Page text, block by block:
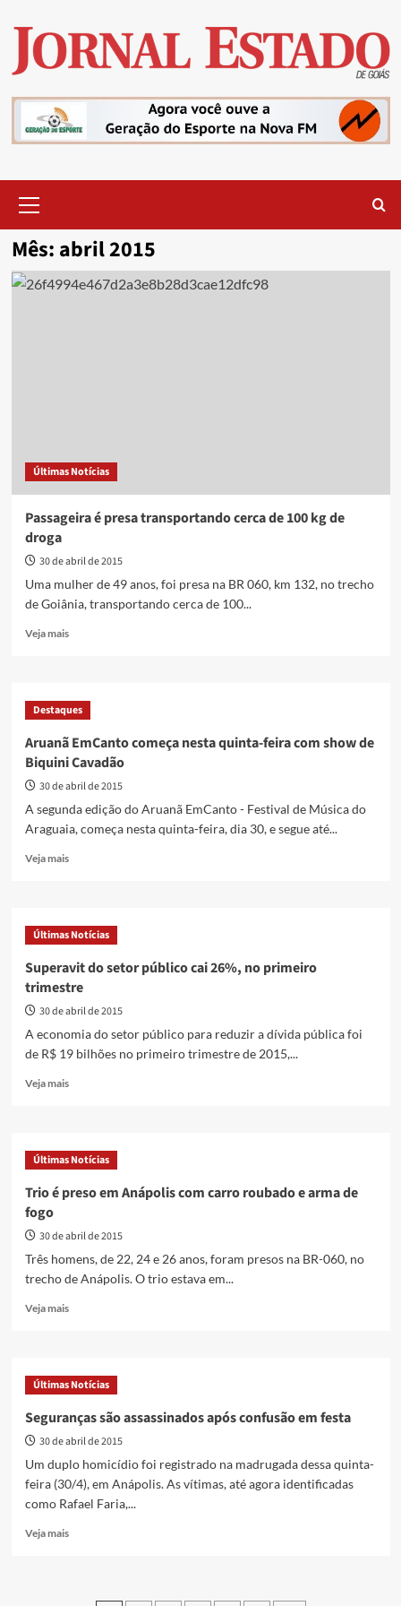
content
Menu
Mês: abril 2015
Últimas Notícias
Passageira é presa transportando cerca de 100 kg de
droga
30 de abril de 2015
Uma mulher de 49 anos, foi presa na BR 060, km 132, no trecho
de Goiânia, transportando cerca de 100...
Veja maisRead
é
presa
cerca
de
100
de
droga
Destaques
Aruanã EmCanto começa nesta quinta-feira com show de
Biquini Cavadão
30 de abril de 2015
A segunda edição do Aruanã EmCanto - Festival de Música do
Araguaia, começa nesta quinta-feira, dia 30, e segue até...
Veja maisRead
EmCanto
começa
quinta-
feira
com
de
Biquini
Últimas Notícias
Superavit do setor público cai 26%, no primeiro
trimestre
30 de abril de 2015
A economia do setor público para reduzir a dívida pública foi
de R$ 19 bilhões no primeiro trimestre de 2015,...
Veja maisRead
do
setor
cai
no
trimestre
Últimas Notícias
Trio é preso em Anápolis com carro roubado e arma de
fogo
30 de abril de 2015
Três homens, de 22, 24 e 26 anos, foram presos na BR-060, no
trecho de Anápolis. O trio estava em...
Veja maisRead
é
preso
Anápolis
com
carro
e
arma
Últimas Notícias
Seguranças são assassinados após confusão em festa
30 de abril de 2015
Um duplo homicídio foi registrado na madrugada dessa quinta-
feira (30/4), em Anápolis. As vítimas, até agora identificadas
como Rafael Faria,...
Veja maisRead